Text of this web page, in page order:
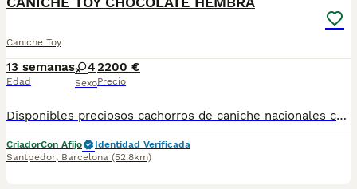
Caniche Toy
13 semanas
Edad
4
Sexo
2200 €
Precio
Disponibles preciosos cachorros de caniche nacionales criados en nuestras instalaciones, en un ambiente familiar y responsable. Nuestros cachorros se entregan con cartilla de primera vacunación, vacunas correspondientes a su edad, desparasitados interna y externamente, y con microchip implantado y dado de alta. Además, realizamos un contrato de garantía que incluye: • Garantía vírica de 15 días. • Garantía congénita de 1 año. Desde la fecha de entrega del cachorro. Nos comprometemos al 100% con la salud, el bienestar y el cuidado de nuestros pequeños. Disponemos de Núcleo Zoológico Para más información, imágenes o cualquier consulta sin compromiso, pueden contactar con nosotros en los teléfonos: CRISTINA 📞 722 788 399 📞 932 514 529
CriadorCon Afijo
Identidad Verificada
Santpedor, Barcelona (52.8km)